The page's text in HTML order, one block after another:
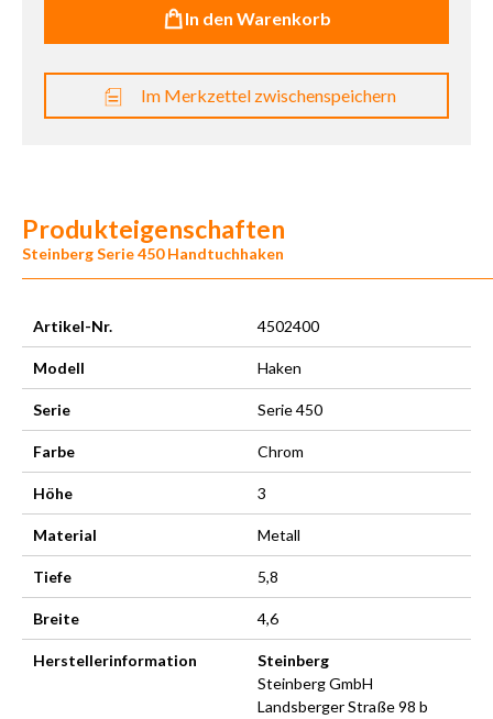
In den Warenkorb
Im Merkzettel zwischenspeichern
Produkteigenschaften
Steinberg Serie 450 Handtuchhaken
Artikel-Nr. 4502400
Modell Haken
Serie Serie 450
Farbe Chrom
Höhe 3
Material Metall
Tiefe 5,8
Breite 4,6
Herstellerinformation
Steinberg
Steinberg GmbH
Landsberger Straße 98 b